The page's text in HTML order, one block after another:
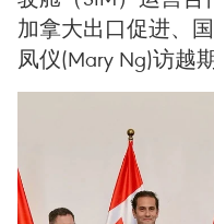
加拿大出口促进、
凤仪(Mary Ng)访越